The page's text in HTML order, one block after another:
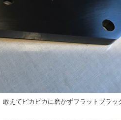
敢えてピカピカに磨かずフラットブラッ